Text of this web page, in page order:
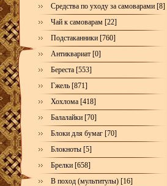
Средства по уходу за самоварами [8]
Чай к самоварам [22]
Подстаканники [760]
Антиквариат [0]
Береста [553]
Гжель [871]
Хохлома [418]
Балалайки [70]
Блоки для бумаг [70]
Блокноты [5]
Брелки [658]
В поход (мультитулы) [16]